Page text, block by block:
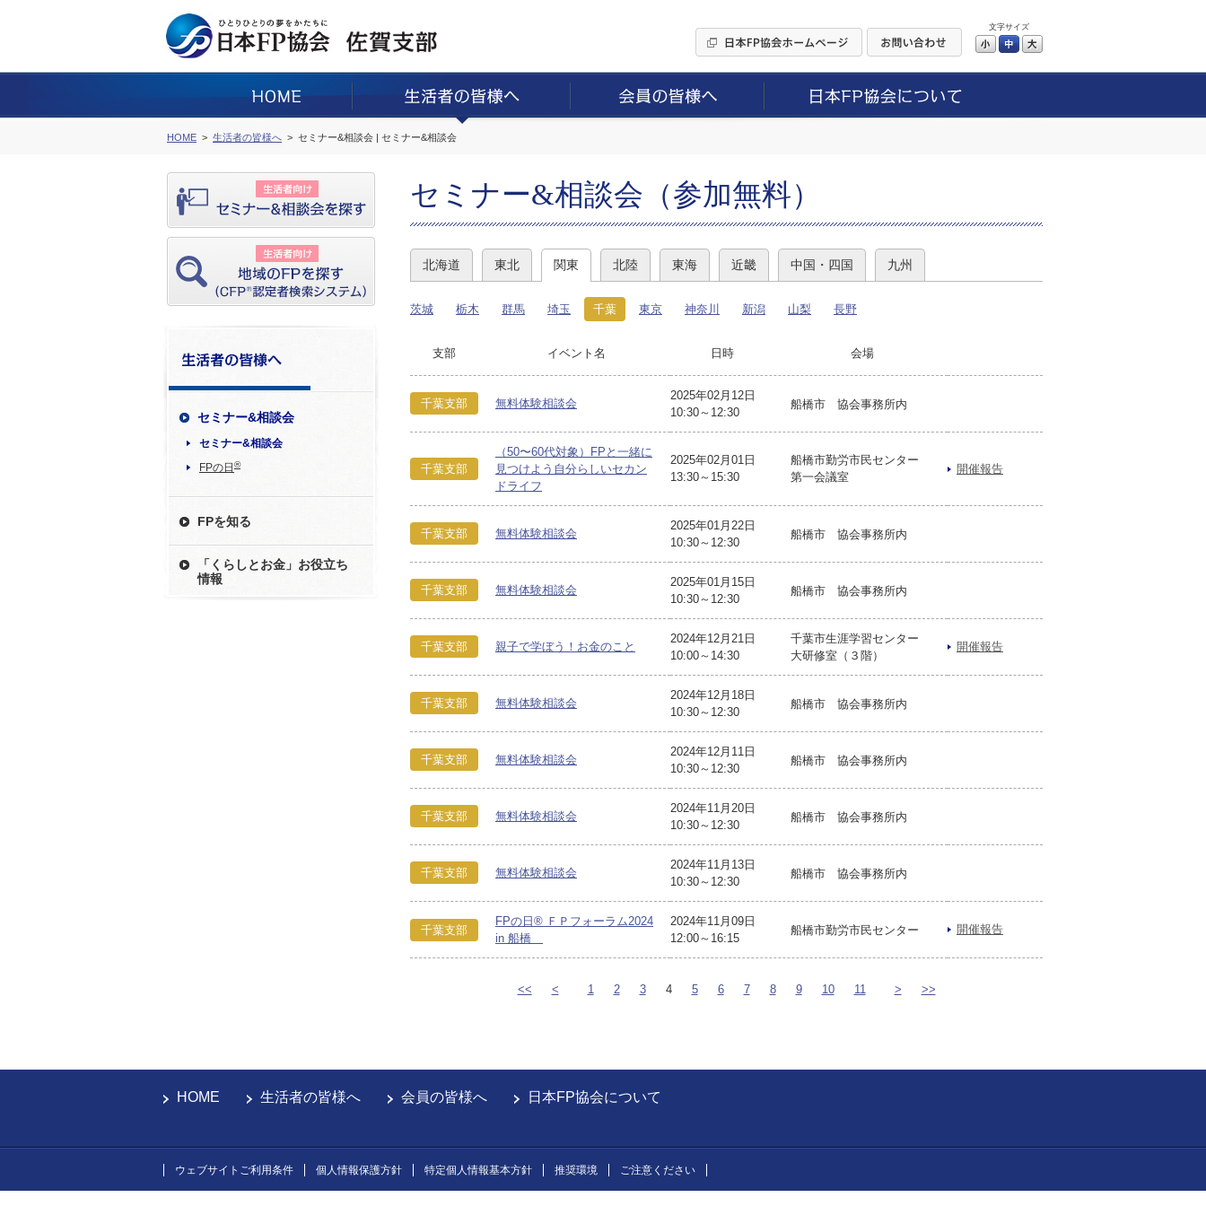
文字サイズ
小 中
HOME 生活者の皆様へ セミナー&相談会 | セミナー&相談会
セミナー&相談会
セミナー&相談会
FPの日 ®
FPを知る
「くらしとお金」お役立ち
情報
セミナー&相談会（参加無料）
北海道 東北 関東 北陸 東海 近畿 中国・四国 九州
茨城 栃木 群馬 埼玉 千葉 東京 神奈川 新潟 山梨 長野
支部 イベント名 日時 会場
千葉支部 無料体験相談会
2025年02月12日
10:30～12:30
船橋市 協会事務所内
千葉支部
（50〜60代対象）FPと一緒に
見つけよう自分らしいセカン
ドライフ
2025年02月01日
13:30～15:30
船橋市勤労市民センター
第一会議室
開催報告
千葉支部 無料体験相談会
2025年01月22日
10:30～12:30
船橋市 協会事務所内
千葉支部 無料体験相談会
2025年01月15日
10:30～12:30
船橋市 協会事務所内
千葉支部 親子で学ぼう！お金のこと
2024年12月21日
10:00～14:30
千葉市生涯学習センター
大研修室（３階）
開催報告
千葉支部 無料体験相談会
2024年12月18日
10:30～12:30
船橋市 協会事務所内
千葉支部 無料体験相談会
2024年12月11日
10:30～12:30
船橋市 協会事務所内
千葉支部 無料体験相談会
2024年11月20日
10:30～12:30
船橋市 協会事務所内
千葉支部 無料体験相談会
2024年11月13日
10:30～12:30
船橋市 協会事務所内
千葉支部
FPの日® ＦＰフォーラム2024
in 船橋
2024年11月09日
12:00～16:15
船橋市勤労市民センター 開催報告
<< < 1 2 3 4 5 6 7 8 9 10 11 > >>
HOME 生活者の皆様へ 会員の皆様へ 日本FP協会について
ウェブサイトご利用条件 個人情報保護方針 特定個人情報基本方針 推奨環境 ご注意ください